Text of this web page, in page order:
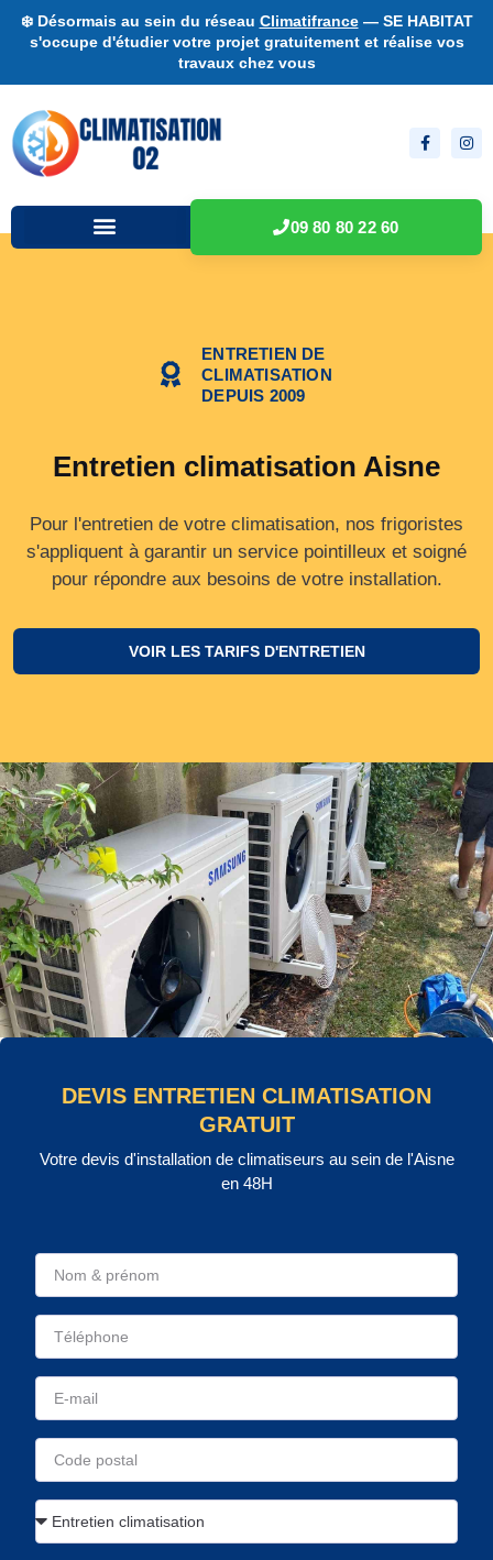
❄️ Désormais au sein du réseau Climatifrance— SE HABITAT
s'occupe d'étudier votre projet gratuitement et réalise vos
travaux chez vous
09 80 80 22 60
ENTRETIEN DE
CLIMATISATION
DEPUIS 2009
Entretien climatisation Aisne
Pour l'entretien de votre climatisation, nos frigoristes
s'appliquent à garantir un service pointilleux et soigné
pour répondre aux besoins de votre installation.
VOIR LES TARIFS D'ENTRETIEN
DEVIS ENTRETIEN CLIMATISATION
GRATUIT
Votre devis d'installation de climatiseurs au sein de l'Aisne
en 48H